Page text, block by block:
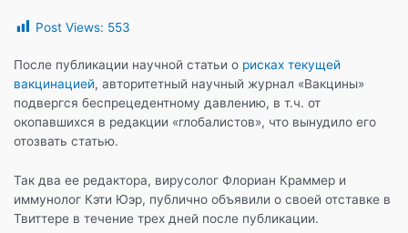
c
e
b
o
o
k
itt
er
e
gr
a
m
s
A
p
р
а
в
т
ь
Post Views: 553
После публикации научной статьи о рисках текущей
вакцинацией, авторитетный научный журнал «Вакцины»
подвергся беспрецедентному давлению, в т.ч. от
окопавшихся в редакции «глобалистов», что вынудило его
отозвать статью.
Так два ее редактора, вирусолог Флориан Краммер и
иммунолог Кэти Юэр, публично объявили о своей отставке в
Твиттере в течение трех дней после публикации.